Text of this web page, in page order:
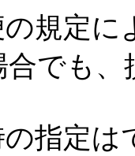
の規定
でも
の指定